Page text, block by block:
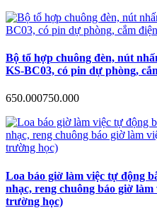
Bộ tổ hợp chuông đèn, nút
KS-BC03, có pin dự phòng,
650.000750.000
Loa báo giờ làm việc tự động
nhạc, reng chuông báo giờ
trường học)